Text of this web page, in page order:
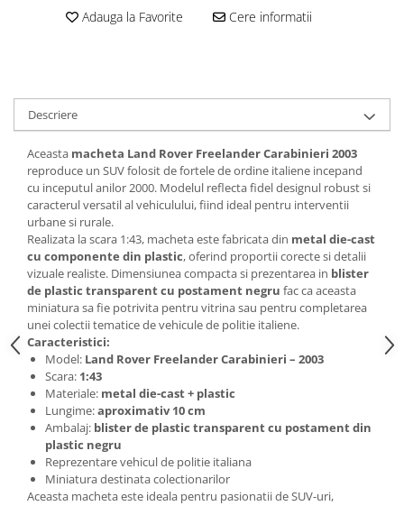
Papusi miniaturale
MACHETE MOTOCICLETE SI
MACHETE RALIU – Miniaturi Masini
de Raliu la Diverse Scari
MACHETE VEHICULE INTERVENTIE
MINI DIORAME
Seturi HOTWHEELS
VITRINE, FIGURINE, ACCESORII
MACHETE
Articole Petrecere
BALOANE MODELE DEOSEBITE
BALOANE SUPERSHAPE SI JUMBO
DECORATIUNI CRACIUN SI ANUL
NOU
DECORATIUNI PETRECERE
CARNAVAL
LUMANARI PETRECERI ANIVERSARI
PAPUSI SI DECORATIUNI HORROR
POSTERE PENTRU PERETE SI
ACCESORII
SUPORTERI MECIURI SPORT
Costume Petrecere
BODY - BUST
COSTUME BAIETI SI PELERINE
COSTUME FETE ROCHITE FUSTE
COSTUME PETRECERE ADULTI
Adauga la Favorite Cere informatii
Descriere
Aceasta macheta Land Rover Freelander Carabinieri 2003
reproduce un SUV folosit de fortele de ordine italiene incepand
cu inceputul anilor 2000. Modelul reflecta fidel designul robust si
caracterul versatil al vehiculului, fiind ideal pentru interventii
urbane si rurale.
Realizata la scara 1:43, macheta este fabricata din metal die-cast
cu componente din plastic, oferind proportii corecte si detalii
vizuale realiste. Dimensiunea compacta si prezentarea in blister
de plastic transparent cu postament negru fac ca aceasta
miniatura sa fie potrivita pentru vitrina sau pentru completarea
unei colectii tematice de vehicule de politie italiene.
Caracteristici:
Model: Land Rover Freelander Carabinieri – 2003
Scara: 1:43
Materiale: metal die-cast + plastic
Lungime:aproximativ 10 cm
Ambalaj: blister de plastic transparent cu postament din
plastic negru
Reprezentare vehicul de politie italiana
Miniatura destinata colectionarilor
Aceasta macheta este ideala pentru pasionatii de SUV-uri,